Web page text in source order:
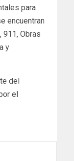
para
encuentran
911, Obras
y
del
el